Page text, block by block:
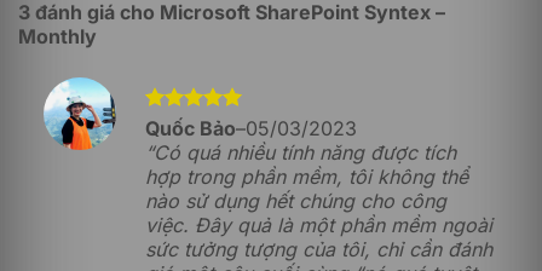
Tính năng tiếp theo mà người dùng không nên bỏ qua
khi sử dụng Microsoft SharePoint Syntex – Monthly
chính là khả năng trích xuất thông tin. Dựa trên những
dữ liệu đã được phân loại theo quy tắc, người dùng có
thể xuất các thông tin theo tệp dữ liệu đã được phân
loại sẵn như tên khách hàng, số tiền, thời hạn hợp
Sao lưu và phục hồi dữ liệu
Tiếp đến là tính năng sao lưu và phục hồi dữ liệu, khi
3 đánh giá cho Microsoft SharePoint Syntex –
Monthly
Được xếp
hạng 55
sao
Quốc Bảo–05/03/2023
“Có quá nhiều tính năng được tích
hợp trong phần mềm, tôi không thể
nào sử dụng hết chúng cho công
việc. Đây quả là một phần mềm ngoài
sức tưởng tượng của tôi, chỉ cần đánh